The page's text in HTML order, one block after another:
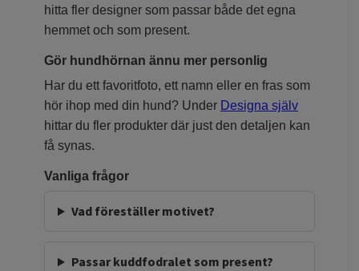
hitta fler designer som passar både det egna
hemmet och som present.
Gör hundhörnan ännu mer personlig
Har du ett favoritfoto, ett namn eller en fras som
hör ihop med din hund? Under Designa själv
hittar du fler produkter där just den detaljen kan
få synas.
Vanliga frågor
Vad föreställer motivet?
Passar kuddfodralet som present?